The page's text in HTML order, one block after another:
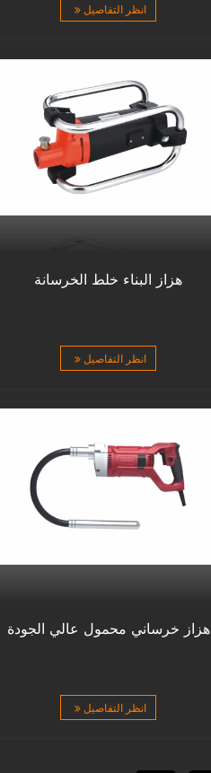
انظر التفاصيل
هزاز البناء خلط الخرسانة
انظر التفاصيل
هزاز خرساني محمول عالي الجودة
انظر التفاصيل